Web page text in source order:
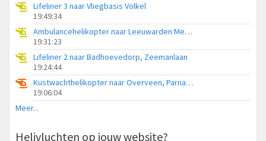
Lifeliner 3 naar Vliegbasis Volkel
19:49:34
Ambulancehelikopter naar Leeuwarden Medical Center Heliport
19:31:23
Lifeliner 2 naar Badhoevedorp, Zeemanlaan
19:24:44
Kustwachthelikopter naar Overveen, Parnassiaweg
19:06:04
Meer...
Helivluchten op jouw website?